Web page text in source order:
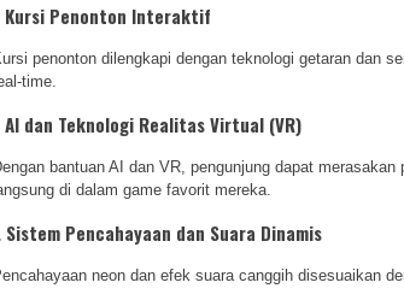
Kursi Penonton Interaktif
penonton dilengkapi dengan teknologi getaran dan
time.
AI dan Teknologi Realitas Virtual (VR)
bantuan AI dan VR, pengunjung dapat
di dalam game favorit mereka.
Sistem Pencahayaan dan Suara Dinamis
neon dan efek suara canggih disesuaikan